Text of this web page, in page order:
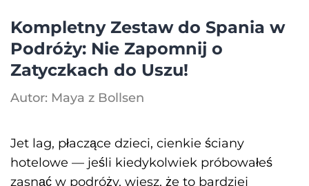
Kompletny Zestaw do Spania w
Podróży: Nie Zapomnij o
Zatyczkach do Uszu!
Autor: Maya z Bollsen
Jet lag, płaczące dzieci, cienkie ściany
hotelowe — jeśli kiedykolwiek próbowałeś
zasnąć w podróży, wiesz, że to bardziej